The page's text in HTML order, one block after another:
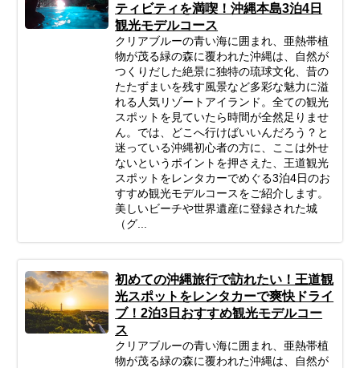
ティビティを満喫！沖縄本島3泊4日
観光モデルコース
クリアブルーの青い海に囲まれ、亜熱帯植
物が茂る緑の森に覆われた沖縄は、自然が
つくりだした絶景に独特の琉球文化、昔の
たたずまいを残す風景など多彩な魅力に溢
れる人気リゾートアイランド。全ての観光
スポットを見ていたら時間が全然足りませ
ん。では、どこへ行けばいいんだろう？と
迷っている沖縄初心者の方に、ここは外せ
ないというポイントを押さえた、王道観光
スポットをレンタカーでめぐる3泊4日のお
すすめ観光モデルコースをご紹介します。
美しいビーチや世界遺産に登録された城
（グ...
初めての沖縄旅行で訪れたい！王道観
光スポットをレンタカーで爽快ドライ
ブ！2泊3日おすすめ観光モデルコー
ス
クリアブルーの青い海に囲まれ、亜熱帯植
物が茂る緑の森に覆われた沖縄は、自然が